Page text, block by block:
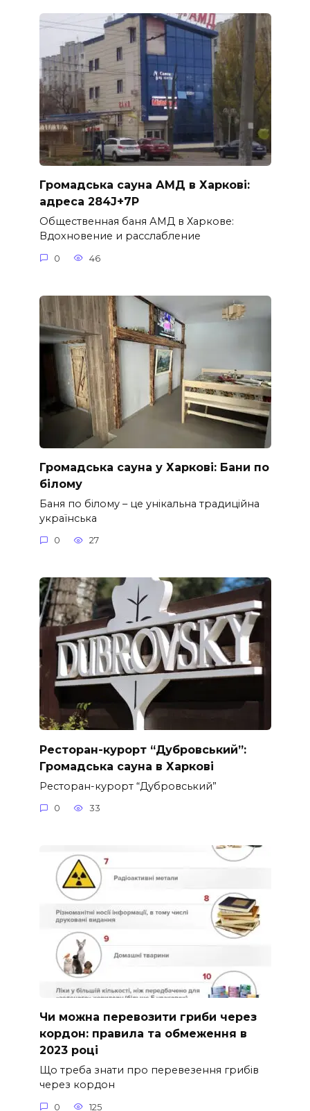
Громадська сауна АМД в Харкові:
адреса 284J+7P
Общественная баня АМД в Харкове:
Вдохновение и расслабление
0 46
Громадська сауна у Харкові: Бани по
білому
Баня по білому – це унікальна традиційна
українська
0 27
Ресторан-курорт “Дубровський”:
Громадська сауна в Харкові
Ресторан-курорт “Дубровський”
0 33
Чи можна перевозити гриби через
кордон: правила та обмеження в
2023 році
Що треба знати про перевезення грибів
через кордон
0 125